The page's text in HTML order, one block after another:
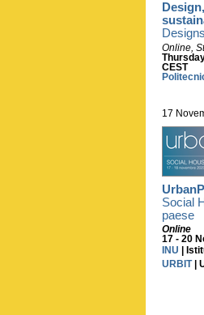
Online,
CEST
17
Social
paese
Online
17 - 20
INU |
URBIT|